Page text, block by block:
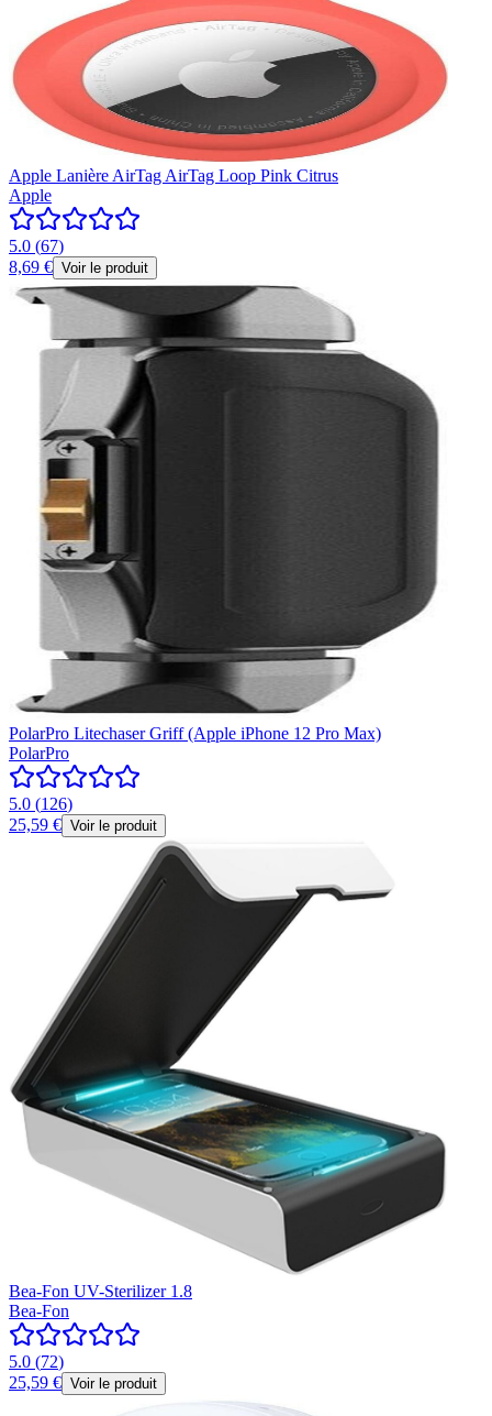
Apple Lanière AirTag AirTag Loop Pink Citrus
Apple
5.0 (67)
8,69 € Voir le produit
PolarPro Litechaser Griff (Apple iPhone 12 Pro Max)
PolarPro
5.0 (126)
25,59 € Voir le produit
Bea-Fon UV-Sterilizer 1.8
Bea-Fon
5.0 (72)
25,59 € Voir le produit